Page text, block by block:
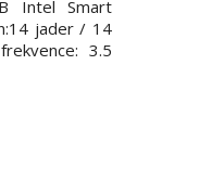
Intel Smart
jader / 14
3.5
4GB P